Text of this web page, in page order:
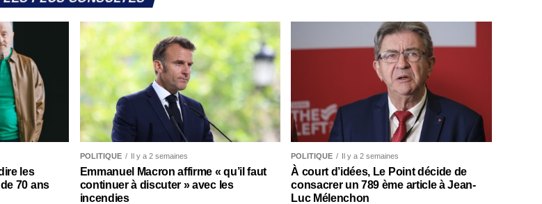
les
70 ans
POLITIQUE Il y a 2 semaines
Emmanuel Macron affirme « qu’il faut
continuer à discuter » avec les
incendies
POLITIQUE Il y a 2 semaines
À court d’idées, Le Point décide de
consacrer un 789 ème article à Jean-
Luc Mélenchon